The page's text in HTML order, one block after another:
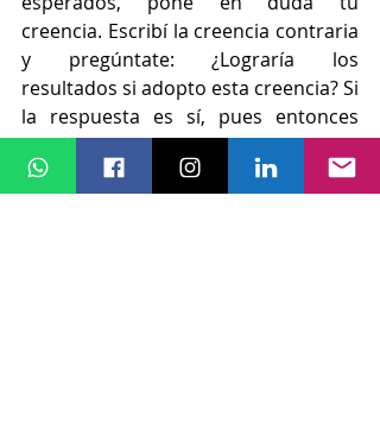
creencia. Escribí la creencia contraria
y pregúntate: ¿Lograría los
resultados si adopto esta creencia? Si
la respuesta es sí, pues entonces
adóptala.   Tal vez tu creencia original
está muy arraigada y utilices el truco
de reinterpretar la nueva creencia